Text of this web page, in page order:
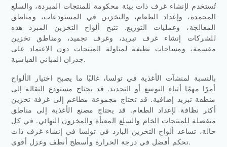
تُستخدم لإنشاء غرف ذات بيئة محكومة للمنتجات المبردة، والسلع
المجمدة، وإعداد الطعام، والتخزين في المستودعات، ومناطق
المعالجة، وعمليات التوزيع. تتيح ألواح التخزين المبرد هذه
للشركات إنشاء غرف تبريد، وغرف تجميد، ومناطق تخزين
مقسمة، ومساحات نظيفة لمناولة المنتجات دون الاعتماد على
جدران المباني القياسية.
بالنسبة لمنشآت الأغذية في تولسا، غالبًا ما يصبح اختيار الألواح
أمرًا مهمًا أثناء التوسع أو التجديد. قد يحتاج مستودع البقالة إلى
منطقة تبريد إضافية. قد تحتاج مجموعة مطاعم إلى غرفة تخزين
أكثر نظافة لإعداد الطعام. قد يحتاج مصنع الأغذية إلى مناطق
منفصلة للمنتجات الخام والسلع المعبأة والمخزون النهائي. في كل
حالة، تساعد ألواح التخزين البارد في تولسا في إنشاء غرف ذات
تحكم أفضل في درجة الحرارة وأسطح أنظف وعزل أقوى.